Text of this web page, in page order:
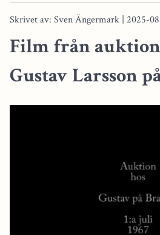
Skrivet av: Sven Ängermark | 2025-
Film från
Gustav Larsson